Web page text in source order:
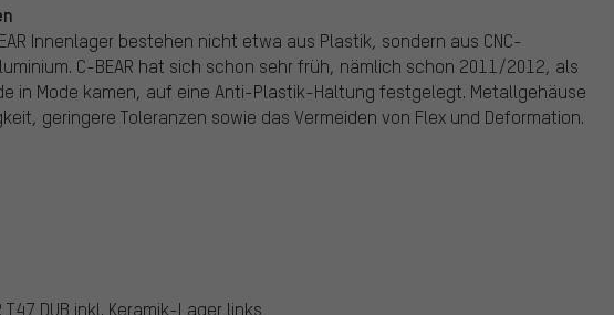
Innenlager bestehen nicht etwa aus Plastik, sondern aus CNC-
C-BEAR hat sich schon sehr früh, nämlich schon 2011/2012, als
in Mode kamen, auf eine Anti-Plastik-Haltung festgelegt. Metallgehäuse
geringere Toleranzen sowie das Vermeiden von Flex und Deformation.
DUB inkl. Keramik-Lager links